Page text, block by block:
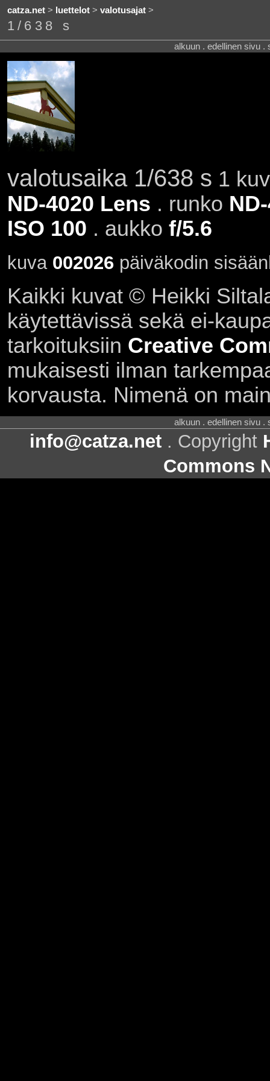
catza.net> luettelot> valotusajat>
1/638 s
alkuun . edellinen sivu .
valotusaika 1/638 s 1
ND-4020 Lens . runko
ISO 100 . aukko f/5.6
kuva 002026päiväkodin
Kaikki kuvat © Heikki
käytettävissä sekä ei-
tarkoituksiin Creative
mukaisesti ilman
korvausta. Nimenä on
alkuun . edellinen sivu .
info@catza.net . Copyright
Commons